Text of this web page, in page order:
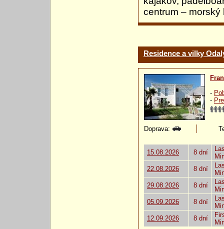
centrum – morský
Residence a vilky
-
-
Doprava:
15.08.2026 8 dní
22.08.2026
8 dní
29.08.2026
8 dní
05.09.2026
8 dní
12.09.2026
8 dní